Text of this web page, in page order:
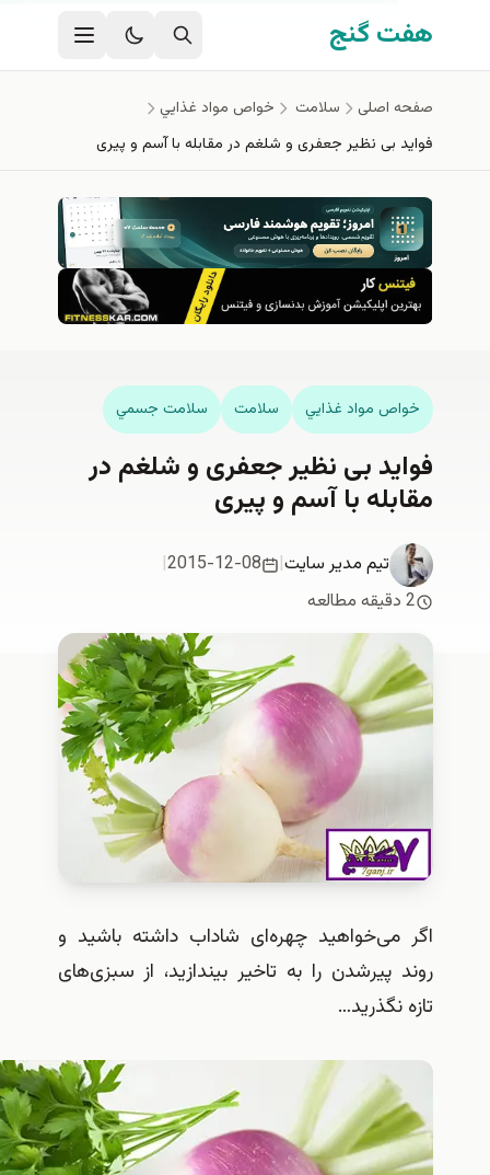
گنج
سلامت
خواص مواد غذايي
بی نظیر جعفری و شلغم در مقابله با آسم و پیری
مواد غذايي سلامت سلامت جسمي
بی نظیر جعفری و شلغم در
با آسم و پیری
تیم مدیر سایت|
2015-12-08
|
چهره‌ای شاداب داشته باشید و
پیرشدن را به تاخیر بیندازید، از سبزی‌های